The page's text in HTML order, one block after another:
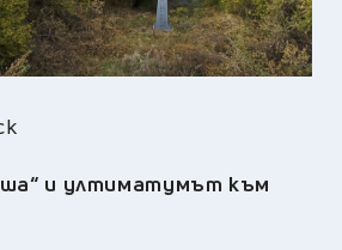
и ултиматумът към